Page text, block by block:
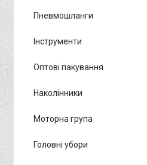
Пневмошланги
Інструменти
Оптові пакування
Наколінники
Моторна група
Головні убори